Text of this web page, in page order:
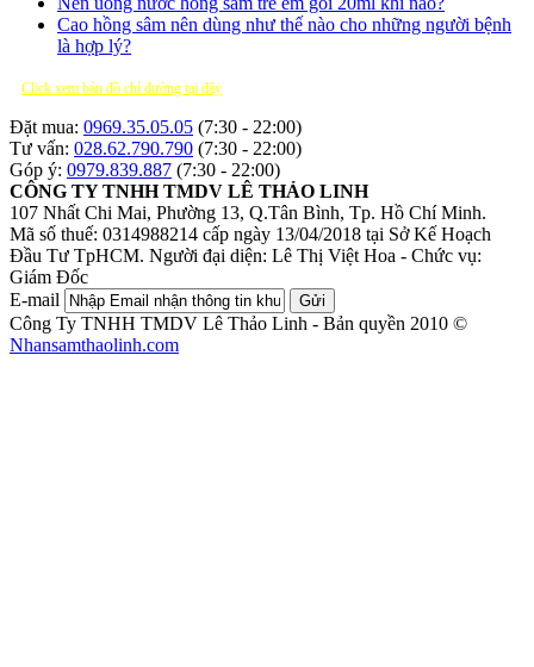
Cao hồng sâm nên dùng như thế nào cho những người bệnh
là hợp lý?
Click xem bản đồ chỉ đường tại đây
Đặt mua: 0969.35.05.05 (7:30 - 22:00)
Tư vấn: 028.62.790.790 (7:30 - 22:00)
Góp ý: 0979.839.887 (7:30 - 22:00)
CÔNG TY TNHH TMDV LÊ THẢO LINH
107 Nhất Chi Mai, Phường 13, Q.Tân Bình, Tp. Hồ Chí Minh.
Mã số thuế: 0314988214 cấp ngày 13/04/2018 tại Sở Kế Hoạch
Đầu Tư TpHCM. Người đại diện: Lê Thị Việt Hoa - Chức vụ:
Giám Đốc
E-mail
Gửi
Công Ty TNHH TMDV Lê Thảo Linh - Bản quyền 2010 ©
Nhansamthaolinh.com